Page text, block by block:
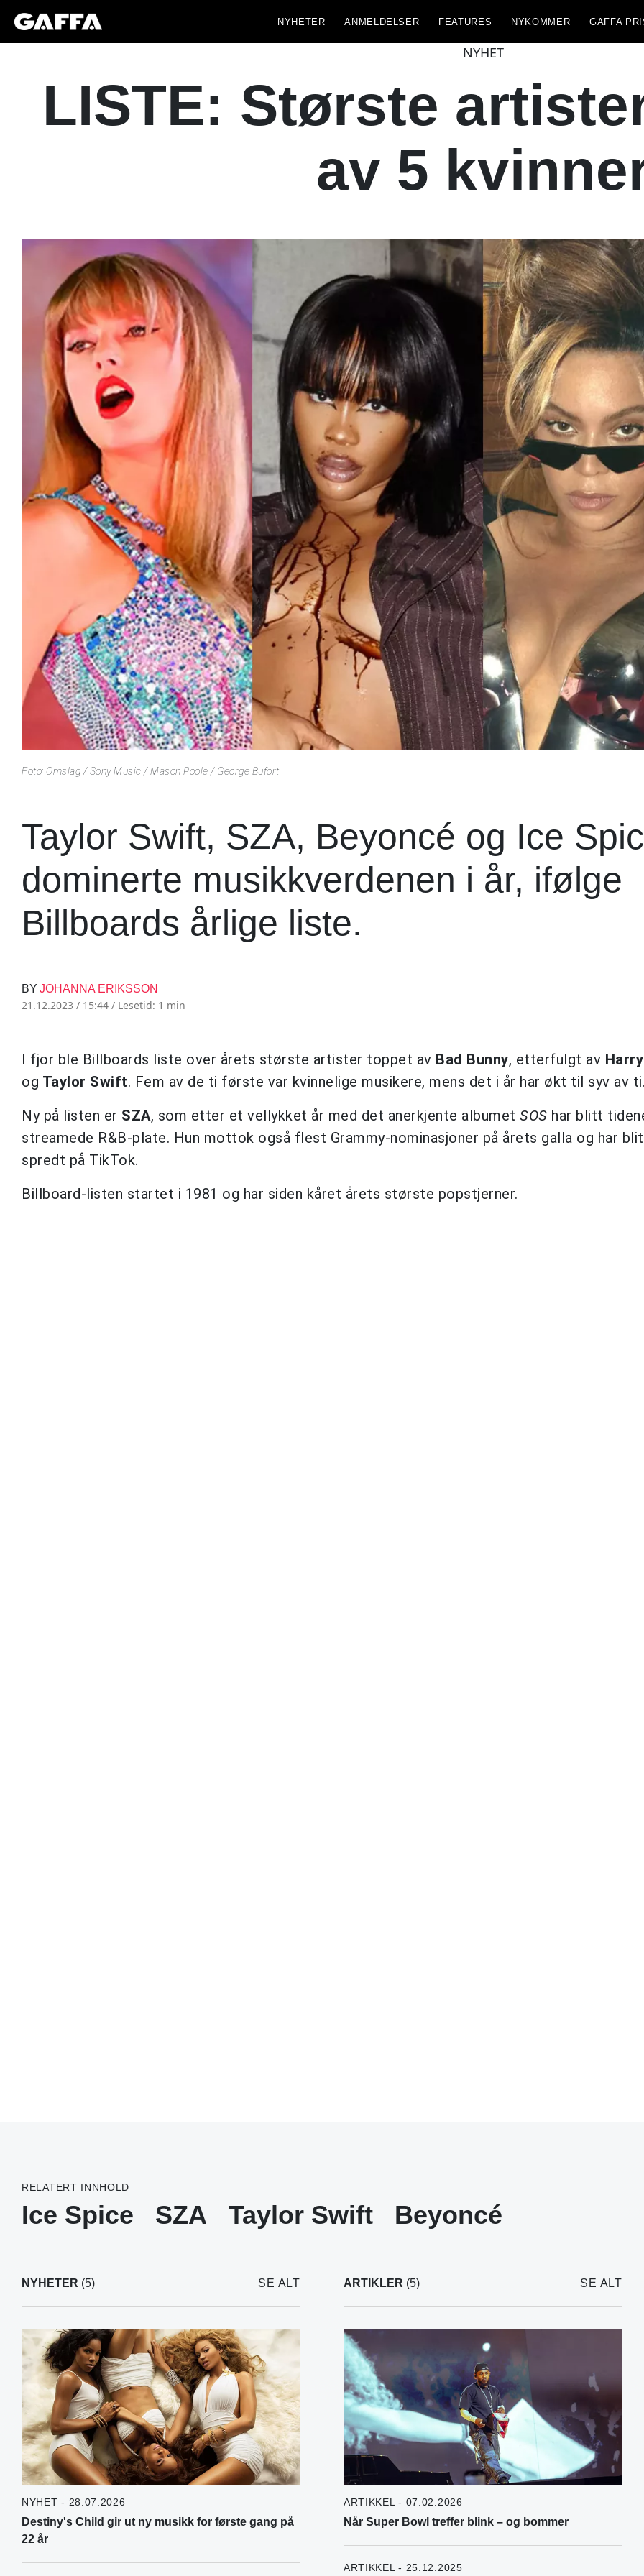
NYHETER ANMELDELSER FEATURES NYKOMMER GAFFA
NYHET
LISTE: Største
av 5
Foto: Omslag / Sony Music / Mason Poole / George Bufort
Taylor Swift, SZA, Beyoncé og Ice
dominerte musikkverdenen i år, ifølge
Billboards årlige liste.
BY JOHANNA ERIKSSON
21.12.2023 / 15:44 / Lesetid: 1 min
I fjor ble Billboards liste over årets største artister toppet av Bad Bunny, etterfulgt av
og Taylor Swift. Fem av de ti første var kvinnelige musikere, mens det i år har økt til syv av
Ny på listen er SZA, som etter et vellykket år med det anerkjente albumet SOS har blitt
streamede R&B-plate. Hun mottok også flest Grammy-nominasjoner på årets galla og har
spredt på TikTok.
Billboard-listen startet i 1981 og har siden kåret årets største popstjerner.
RELATERT INNHOLD
Ice Spice SZA Taylor Swift Beyoncé
NYHETER (5) SE ALT
NYHET - 28.07.2026
Destiny's Child gir ut ny musikk for første gang på
22 år
ARTIKLER (5) SE ALT
ARTIKKEL - 07.02.2026
Når Super Bowl treffer blink – og bommer
ARTIKKEL - 25.12.2025